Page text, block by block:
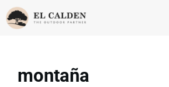
montaña